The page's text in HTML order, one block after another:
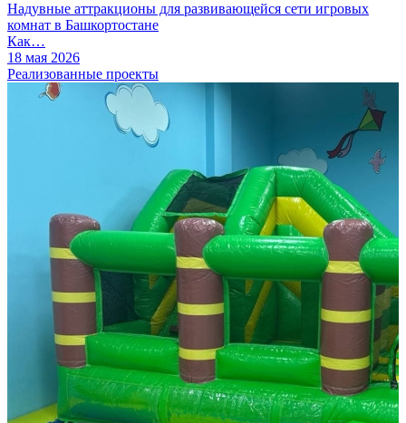
Надувные аттракционы для развивающейся сети игровых
комнат в Башкортостане
Как…
18 мая 2026
Реализованные проекты